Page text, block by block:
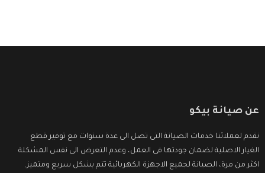
عن صيانة بيكو
نقدم لعملائنا خدمات الصيانة التى تصل الى عدة سنوات مع توفير قطع
الغيار الاصلية لضمان جودتها فى العمل، وعدم التعرض الى نفس المشكلة
اكثر من مرة، الصيانة لجميع الاجهزة الكهربائية تتم بشكل سريع ومتميز.